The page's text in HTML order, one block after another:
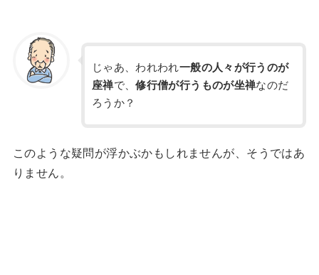
じゃあ、われわれ一般の人々が行うのが
座禅で、修行僧が行うものが坐禅なのだ
ろうか？
このような疑問が浮かぶかもしれませんが、そうではあ
りません。